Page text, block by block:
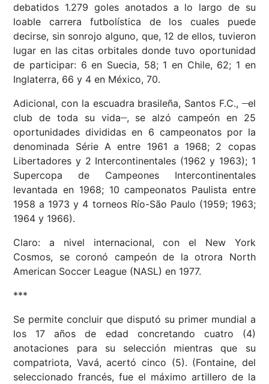
debatidos 1.279 goles anotados a lo largo de su
loable carrera futbolística de los cuales puede
decirse, sin sonrojo alguno, que, 12 de ellos, tuvieron
lugar en las citas orbitales donde tuvo oportunidad
de participar: 6 en Suecia, 58; 1 en Chile, 62; 1 en
Inglaterra, 66 y 4 en México, 70.
Adicional, con la escuadra brasileña, Santos F.C.,
el
club de toda su vida , se alzó campeón en 25
oportunidades divididas en 6 campeonatos por la
denominada Série A entre 1961 a 1968; 2 copas
Libertadores y 2 Intercontinentales (1962 y 1963); 1
Supercopa de Campeones Intercontinentales
levantada en 1968; 10 campeonatos Paulista entre
1958 a 1973 y 4 torneos Río-São Paulo (1959; 1963;
1964 y 1966).
Claro: a nivel internacional, con el New York
Cosmos, se coronó campeón de la otrora North
American Soccer League (NASL) en 1977.
***
Se permite concluir que disputó su primer mundial a
los 17 años de edad concretando cuatro (4)
anotaciones para su selección mientras que su
compatriota, Vavá, acertó cinco (5). (Fontaine, del
seleccionado francés, fue el máximo artillero de la